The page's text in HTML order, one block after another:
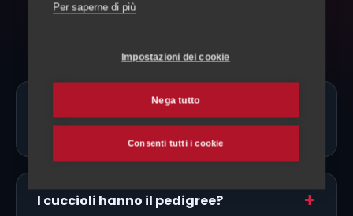
Domande frequenti
Ci sono allevatori di Pechinese proprio
a Mendrisio?
I cuccioli hanno il pedigree?
Per saperne di più
Impostazioni dei cookie
Nega tutto
Consenti tutti i cookie